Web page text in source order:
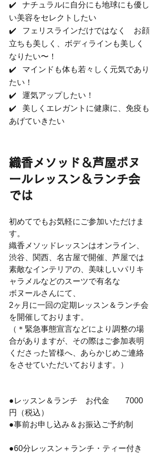
✔️   ナチュラルに自分にも地球にも優し
い美容をセレクトしたい
✔️   フェリスラインだけではなく　お顔
立ちも美しく、ボディラインも美しく
なりたい〜！
✔️   マインドも体も若々しく元気であり
たい！
✔️   運気アップしたい！
✔️   美しくエレガントに健康に、免疫も
あげていきたい
織香メソッド＆芦屋ボヌ
ールレッスン＆ランチ会
では
初めてでもお気軽にご参加いただけま
す。
織香メソッドレッスンはオンライン、
渋谷、関西、名古屋で開催、芦屋では
素敵なインテリアの、美味しいパリキ
ャラメルなどのスーツで有名な
ボヌールさんにて、
2ヶ月に一回の定期レッスン＆ランチ会
を開催しております。
（＊緊急事態宣言などにより調整の場
合がありますが、その際はご参加表明
くださった皆様へ、あらかじめご連絡
をさせていただいております。）
●レッスン＆ランチ　お代金　　7000
円（税込）
●事前お申し込み＆お振込ご予約制
●60分レッスン＋ランチ・ティー付き